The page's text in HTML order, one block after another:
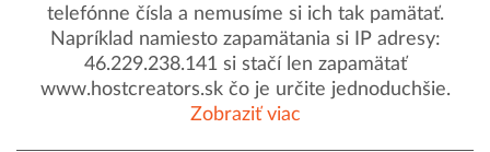
telefónne čísla a nemusíme si ich tak pamätať.
Napríklad namiesto zapamätania si IP adresy:
46.229.238.141 si stačí len zapamätať
www.hostcreators.sk čo je určite jednoduchšie.
Zobraziť viac